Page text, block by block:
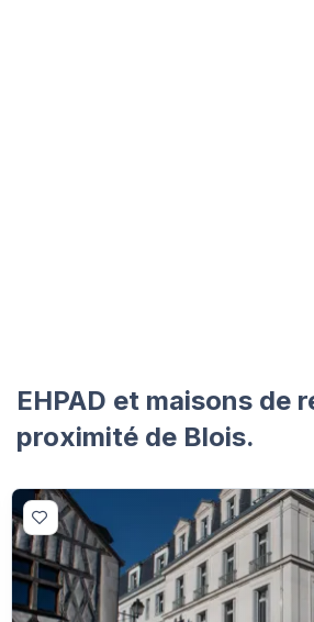
EHPAD et maisons de
proximité de Blois.